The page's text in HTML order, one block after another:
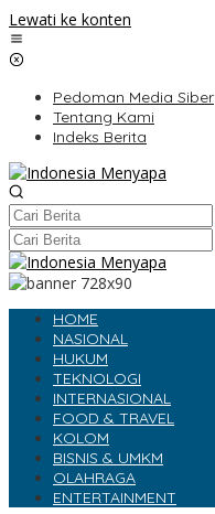
Lewati ke konten
Pedoman Media Siber
Tentang Kami
Indeks Berita
HOME
NASIONAL
HUKUM
TEKNOLOGI
INTERNASIONAL
FOOD & TRAVEL
KOLOM
BISNIS & UMKM
OLAHRAGA
ENTERTAINMENT